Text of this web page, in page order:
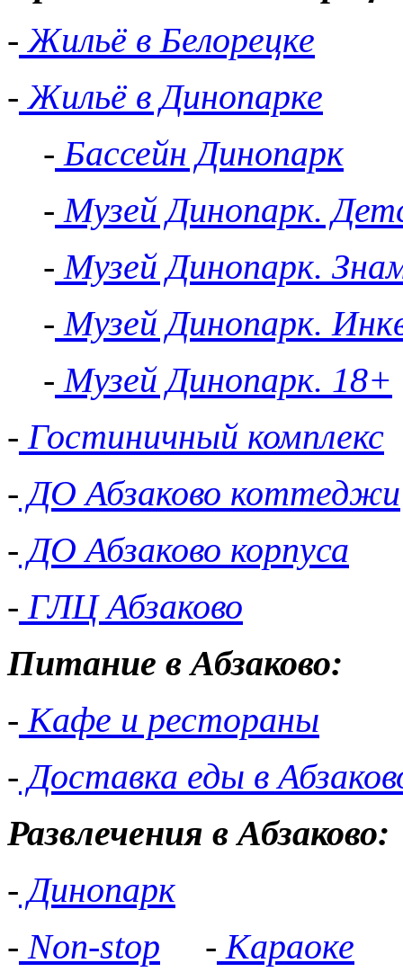
- Жильё в Белорецке
- Жильё в Динопарке
- Бассейн Динопарк
- Музей Динопарк.
- Музей Динопарк.
- Музей Динопарк.
- Музей Динопарк. 18+
- Гостиничный комплекс
- ДО Абзаково коттеджи
- ДО Абзаково корпуса
- ГЛЦ Абзаково
Питание в Абзаково:
- Кафе и рестораны
- Доставка еды в
Развлечения в Абзаково:
- Динопарк
- Non-stop - Караоке